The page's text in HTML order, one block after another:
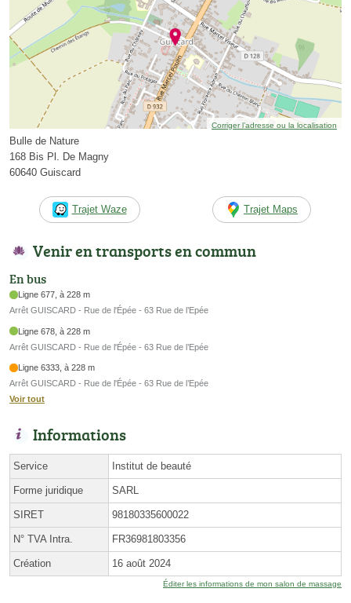
Corriger l’adresse ou la localisation
Bulle de Nature
168 Bis Pl. De Magny
60640 Guiscard
Trajet Waze Trajet Maps
Venir en transports en commun
En bus
Ligne 677, à 228 m
Arrêt GUISCARD - Rue de l'Épée - 63 Rue de l’Epée
Ligne 678, à 228 m
Arrêt GUISCARD - Rue de l'Épée - 63 Rue de l’Epée
Ligne 6333, à 228 m
Arrêt GUISCARD - Rue de l'Épée - 63 Rue de l’Epée
Voir tout
Informations
Service Institut de beauté
Forme juridique SARL
SIRET 98180335600022
N° TVA Intra. FR36981803356
Création 16 août 2024
Éditer les informations de mon salon de massage